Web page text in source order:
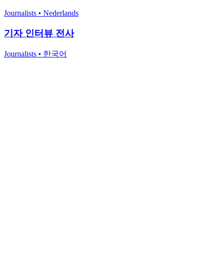
Journalists • Nederlands
기자 인터뷰 전사
Journalists • 한국어